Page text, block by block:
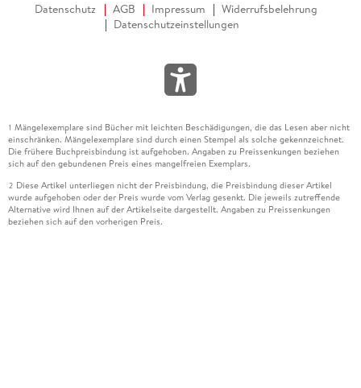
Datenschutz AGB Impressum
Widerrufsbelehrung
Datenschutzeinstellungen
1 Mängelexemplare sind Bücher mit leichten Beschädigungen, die das Lesen aber nicht
einschränken. Mängelexemplare sind durch einen Stempel als solche gekennzeichnet.
Die frühere Buchpreisbindung ist aufgehoben. Angaben zu Preissenkungen beziehen
sich auf den gebundenen Preis eines mangelfreien Exemplars.
2 Diese Artikel unterliegen nicht der Preisbindung, die Preisbindung dieser Artikel
wurde aufgehoben oder der Preis wurde vom Verlag gesenkt. Die jeweils zutreffende
Alternative wird Ihnen auf der Artikelseite dargestellt. Angaben zu Preissenkungen
beziehen sich auf den vorherigen Preis.